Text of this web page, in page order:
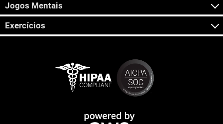
Jogos Mentais
Exercícios